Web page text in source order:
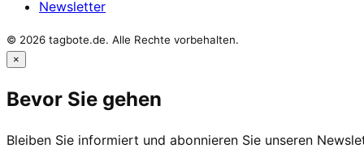
Newsletter
© 2026 tagbote.de. Alle Rechte vorbehalten.
×
Bevor Sie gehen
Bleiben Sie informiert und abonnieren Sie unseren